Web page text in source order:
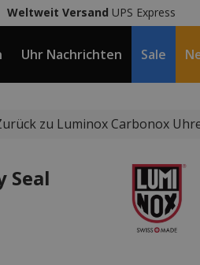
Weltweit Versand UPS Express
Uhr Nachrichten Sale
zu Luminox Carbonox
Seal